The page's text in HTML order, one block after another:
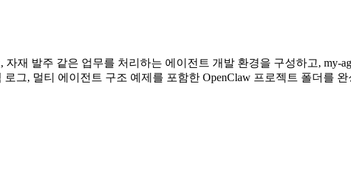
자재 발주 같은 업무를 처리하는 에이전트 개발 환경을 구성하고,
그, 멀티 에이전트 구조 예제를 포함한 OpenClaw 프로젝트 폴더를 완